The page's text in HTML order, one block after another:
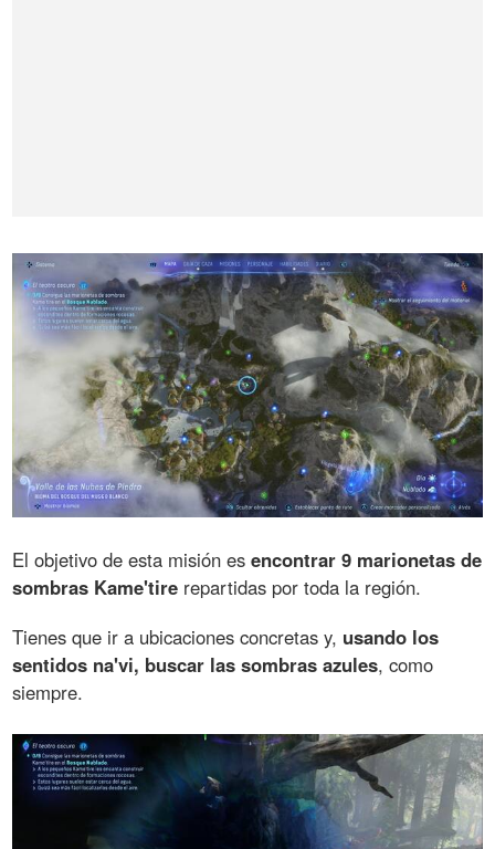
El objetivo de esta misión esencontrar 9 marionetas de
sombras Kame'tire repartidas por toda la región.
Tienes que ir a ubicaciones concretas y, usando los
sentidos na'vi, buscar las sombras azules, como
siempre.